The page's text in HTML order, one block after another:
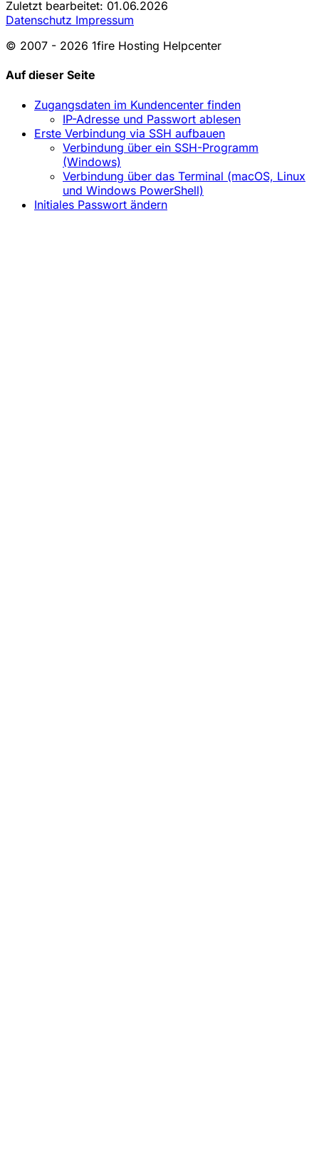
Zuletzt bearbeitet: 01.06.2026
Datenschutz Impressum
© 2007 - 2026 1fire Hosting Helpcenter
Auf dieser Seite
Zugangsdaten im Kundencenter finden
IP-Adresse und Passwort ablesen
Erste Verbindung via SSH aufbauen
Verbindung über ein SSH-Programm
(Windows)
Verbindung über das Terminal (macOS, Linux
und Windows PowerShell)
Initiales Passwort ändern